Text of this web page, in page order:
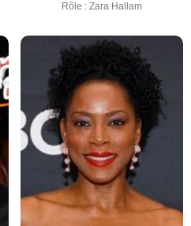
Rôle : Zara Hallam